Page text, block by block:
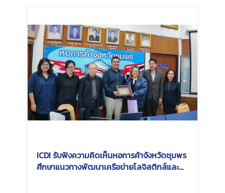
ICDI รับฟังความคิดเห็นหอการค้าจังหวัดชุมพร
ศึกษาแนวทางพัฒนาเครือข่ายโลจิสติกส์และ